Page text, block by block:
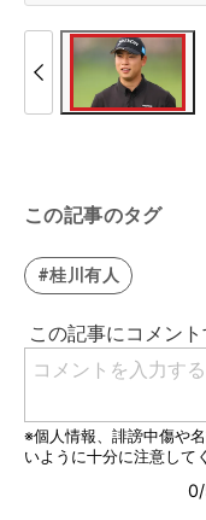
この記事のタグ
#桂川有人